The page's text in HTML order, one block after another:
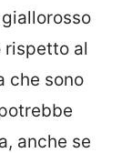
rispetto al
che sono
anche se